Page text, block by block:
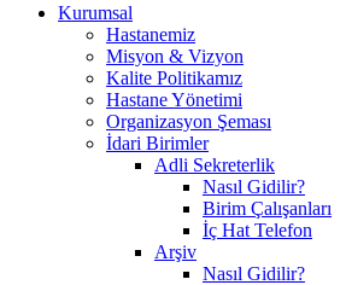
Kurumsal
Hastanemiz
Misyon & Vizyon
Kalite Politikamız
Hastane Yönetimi
Organizasyon Şeması
İdari Birimler
Adli Sekreterlik
Nasıl Gidilir?
Birim Çalışanları
İç Hat Telefon
Arşiv
Nasıl Gidilir?